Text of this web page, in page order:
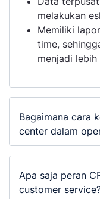
melakukan
Memiliki
time,
menjadi lebih
Bagaimana cara
center dalam
Apa saja peran
customer